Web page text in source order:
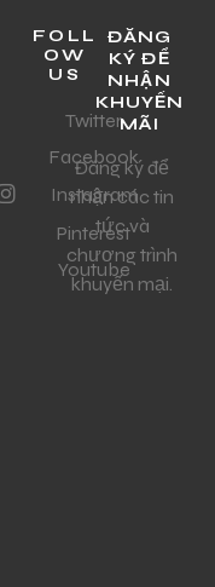
FOLL
OW
US
Twitter
Facebook
Instagram
Pinterest
Youtube
ĐĂNG
KÝ ĐỂ
NHẬN
KHUYẾN
MÃI
Đăng ký để
nhận các tin
tức và
chương trình
khuyến mại.